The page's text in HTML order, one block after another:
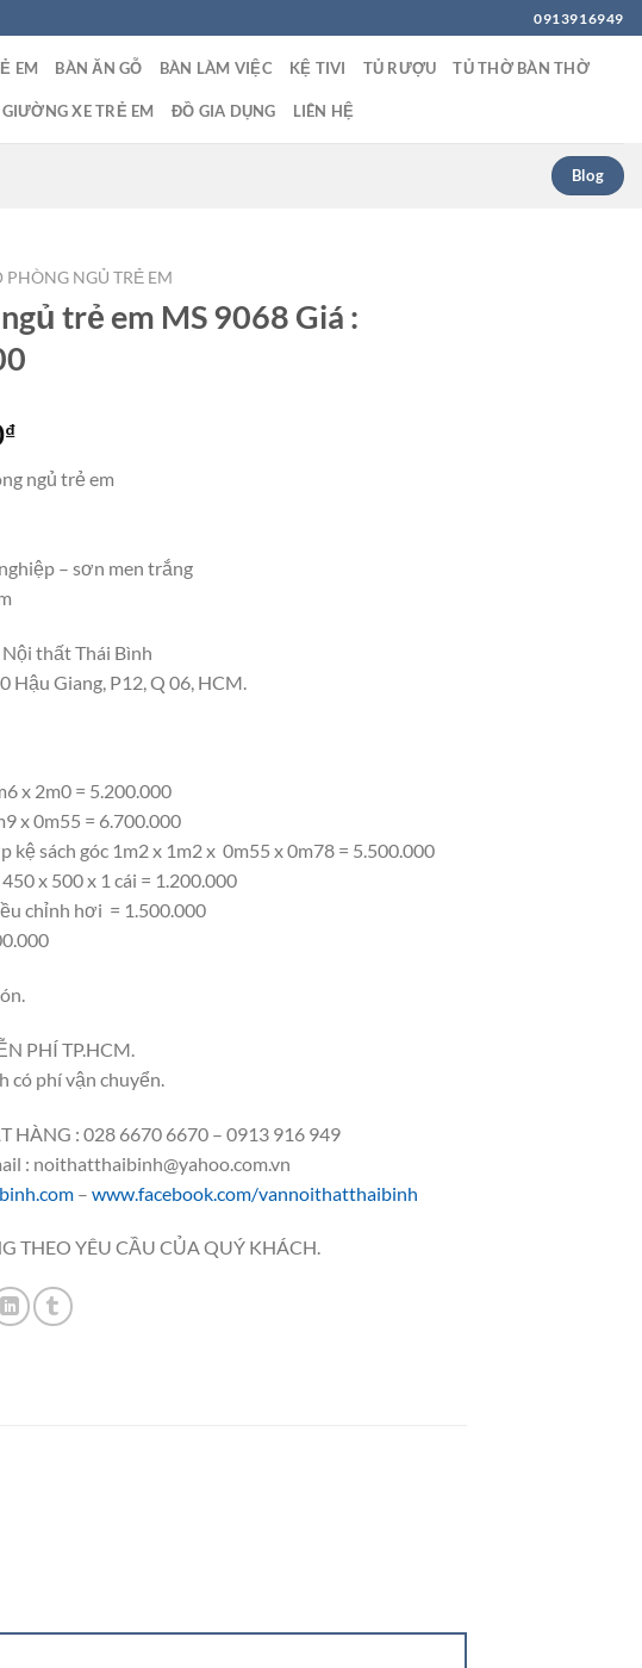
0913916949
EM BÀN ĂN GỖ BÀN LÀM VIỆC KỆ TIVI TỦ RƯỢU TỦ THỜ BÀN THỜ
GIƯỜNG XE TRẺ EM ĐỒ GIA DỤNG LIÊN HỆ
Blog
PHÒNG NGỦ TRẺ EM
trẻ em MS 9068 Giá :
₫
ngủ trẻ em
– sơn men trắng
thất Thái Bình
Hậu Giang, P12, Q 06, HCM.
x 2m0 = 5.200.000
x 0m55 = 6.700.000
kệ sách góc 1m2 x 1m2 x 0m55 x 0m78 = 5.500.000
x 500 x 1 cái = 1.200.000
chỉnh hơi = 1.500.000
PHÍ TP.HCM.
có phí vận chuyển.
HÀNG : 028 6670 6670 – 0913 916 949
: noithatthaibinh@yahoo.com.vn
– www.facebook.com/vannoithatthaibinh
THEO YÊU CẦU CỦA QUÝ KHÁCH.